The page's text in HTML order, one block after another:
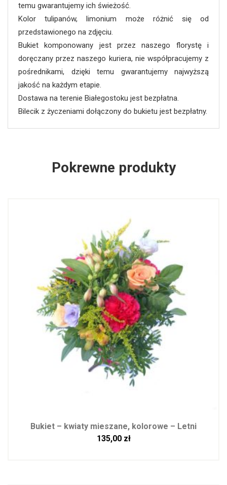
temu gwarantujemy ich świeżość.
Kolor tulipanów, limonium może różnić się od
przedstawionego na zdjęciu.
Bukiet komponowany jest przez naszego florystę i
doręczany przez naszego kuriera, nie współpracujemy z
pośrednikami, dzięki temu gwarantujemy najwyższą
jakość na każdym etapie.
Dostawa na terenie Białegostoku jest bezpłatna.
Bilecik z życzeniami dołączony do bukietu jest bezpłatny.
Pokrewne produkty
Bukiet – kwiaty mieszane, kolorowe – Letni
135,00 zł